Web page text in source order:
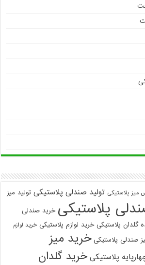
میز پلاستیکی تولید صندلی پلاستیکی تولید میز
پلاستیکی خرید صندلی
گلدان پلاستیکی خرید لوازم پلاستیکی خرید لوازم
صندلی پلاستیکی خرید میز
پلاستیکی خرید گلدان